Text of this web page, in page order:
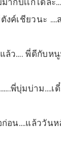
ค์เชียวนะ ….
ว…. พี่ดีกับห
พี่บุ่มบ่าม….เ
อน….แล้ววัน